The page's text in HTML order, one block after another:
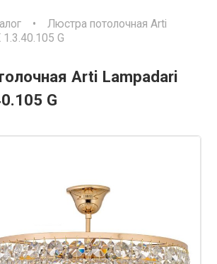
•Люстра потолочная Arti
1.3.40.105 G
Arti Lampadari
G